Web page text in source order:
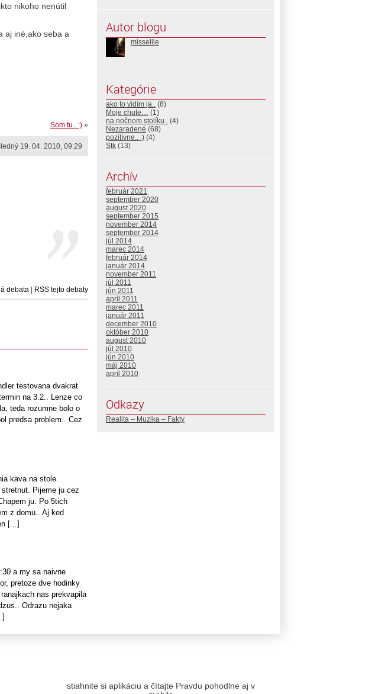
nikoho nenútil
aj iné,ako seba a
Som tu.. :) »
19. 04. 2010, 09:29
debata | RSS tejto debaty
testovana dvakrat
na 3.2.. Lenze co
teda rozumne bolo o
predsa problem.. Cez
kava na stole.
Pijeme ju cez
ju. Po 5tich
z domu.. Aj ked
[...]
a my sa naivne
pretoze dve hodinky
nas prekvapila
Odrazu nejaka
Autor blogu
missellie
Kategórie
ako to vidím ja.. (8)
Moje chute… (1)
na nočnom stolíku.. (4)
Nezaradené (68)
pozitívne.. :) (4)
Stk (13)
Archív
február 2021
september 2020
august 2020
september 2015
november 2014
september 2014
júl 2014
marec 2014
február 2014
január 2014
november 2011
júl 2011
jún 2011
apríl 2011
marec 2011
január 2011
december 2010
október 2010
august 2010
júl 2010
jún 2010
máj 2010
apríl 2010
Odkazy
Realita – Muzika – Fakty
stiahnite si aplikáciu a čítajte Pravdu pohodlne aj v